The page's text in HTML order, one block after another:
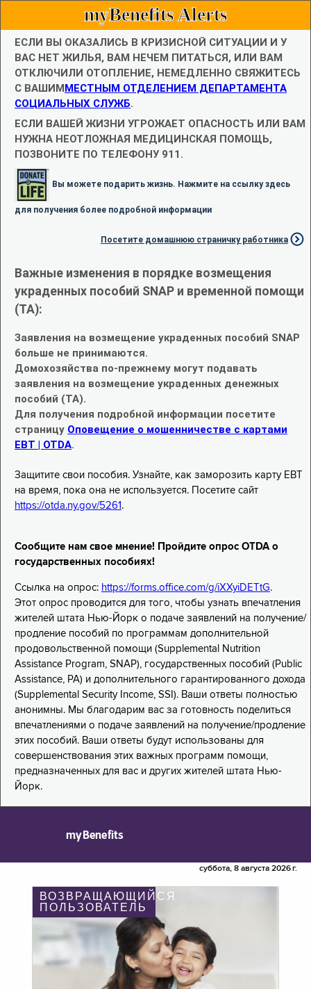
myBenefits Alerts
ЕСЛИ ВЫ ОКАЗАЛИСЬ В КРИЗИСНОЙ СИТУАЦИИ И У
ВАС НЕТ ЖИЛЬЯ, ВАМ НЕЧЕМ ПИТАТЬСЯ, ИЛИ ВАМ
ОТКЛЮЧИЛИ ОТОПЛЕНИЕ, НЕМЕДЛЕННО СВЯЖИТЕСЬ
С ВАШИММЕСТНЫМ ОТДЕЛЕНИЕМ ДЕПАРТАМЕНТА
СОЦИАЛЬНЫХ СЛУЖБ.
ЕСЛИ ВАШЕЙ ЖИЗНИ УГРОЖАЕТ ОПАСНОСТЬ ИЛИ ВАМ
НУЖНА НЕОТЛОЖНАЯ МЕДИЦИНСКАЯ ПОМОЩЬ,
ПОЗВОНИТЕ ПО ТЕЛЕФОНУ 911.
Вы можете подарить жизнь. Нажмите на ссылку здесь
для получения более подробной информации
Посетите домашнюю страничку работника
Важные изменения в порядке возмещения
украденных пособий SNAP и временной помощи
(TA):
Заявления на возмещение украденных пособий SNAP
больше не принимаются.
Домохозяйства по-прежнему могут подавать
заявления на возмещение украденных денежных
пособий (TA).
Для получения подробной информации посетите
страницу Оповещение о мошенничестве с картами
EBT | OTDA.
Защитите свои пособия. Узнайте, как заморозить карту EBT
на время, пока она не используется. Посетите сайт
https://otda.ny.gov/5261 .
Сообщите нам свое мнение! Пройдите опрос OTDA о
государственных пособиях!
Ссылка на опрос: https://forms.office.com/g/iXXyiDETtG.
Этот опрос проводится для того, чтобы узнать впечатления
жителей штата Нью-Йорк о подаче заявлений на получение/
продление пособий по программам дополнительной
продовольственной помощи (Supplemental Nutrition
Assistance Program, SNAP), государственных пособий (Public
Assistance, PA) и дополнительного гарантированного дохода
(Supplemental Security Income, SSI). Ваши ответы полностью
анонимны. Мы благодарим вас за готовность поделиться
впечатлениями о подаче заявлений на получение/продление
этих пособий. Ваши ответы будут использованы для
совершенствования этих важных программ помощи,
предназначенных для вас и других жителей штата Нью-
Йорк.
myBenefits
суббота, 8 августа 2026 г.
ВОЗВРАЩАЮЩИЙСЯ
ПОЛЬЗОВАТЕЛЬ